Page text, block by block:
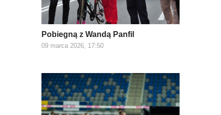
Pobiegną z Wandą Panfil
09 marca 2026, 17:50